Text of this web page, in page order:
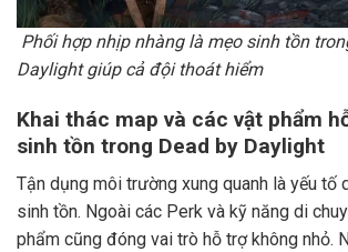
Phối hợp nhịp nhàng là mẹo sinh tồn
Daylight giúp cả đội thoát hiểm
Khai thác map và các vật phẩm
sinh tồn trong Dead by Daylight
Tận dụng môi trường xung quanh là yếu tố
sinh tồn. Ngoài các Perk và kỹ năng di
phẩm cũng đóng vai trò hỗ trợ không nhỏ.